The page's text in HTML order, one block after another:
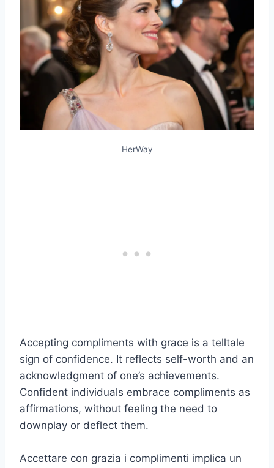
HerWay
Accepting compliments with grace is a telltale
sign of confidence. It reflects self-worth and an
acknowledgment of one’s achievements.
Confident individuals embrace compliments as
affirmations, without feeling the need to
downplay or deflect them.
Accettare con grazia i complimenti implica un